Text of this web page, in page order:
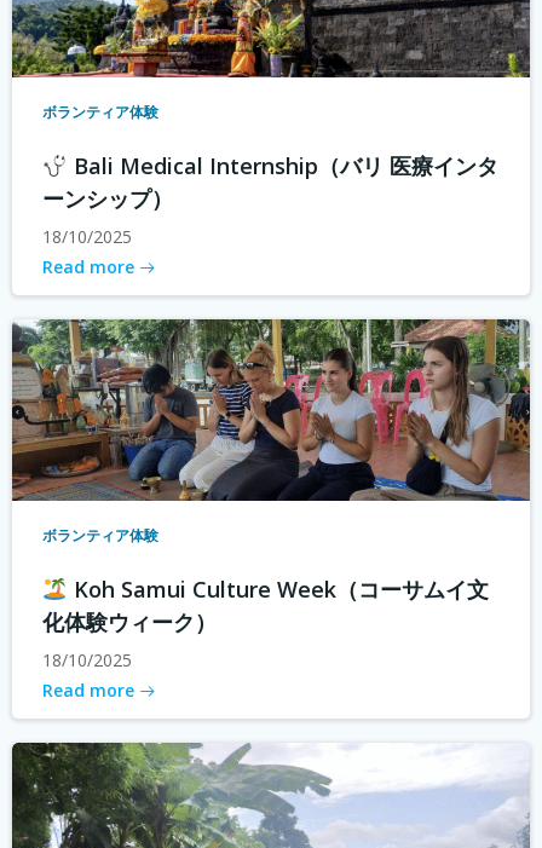
ボランティア体験
Bali Medical Internship（バリ 医療インタ
ーンシップ）
18/10/2025
Read more
ボランティア体験
Koh Samui Culture Week（コーサムイ文
化体験ウィーク）
18/10/2025
Read more